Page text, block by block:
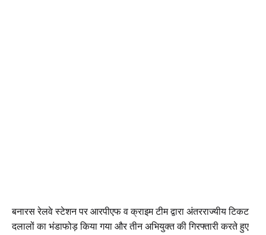
बनारस रेलवे स्टेशन पर आरपीएफ व क्राइम टीम द्वारा अंतरराज्यीय टिकट
दलालों का भंडाफोड़ किया गया और तीन अभियुक्त की गिरफ्तारी करते हुए